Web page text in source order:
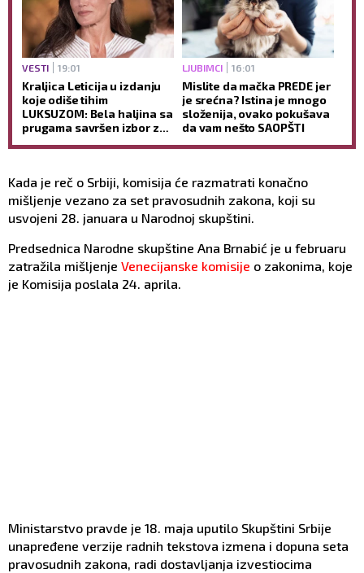
VESTI 19:01
Kraljica Leticija u izdanju
koje odiše tihim
LUKSUZOM: Bela haljina sa
prugama savršen izbor za
LJUBIMCI 16:01
Mislite da mačka PREDE jer
je srećna? Istina je mnogo
složenija, ovako pokušava
da vam nešto SAOPŠTI
Kada je reč o Srbiji, komisija će razmatrati konačno
mišljenje vezano za set pravosudnih zakona, koji su
usvojeni 28. januara u Narodnoj skupštini.
Predsednica Narodne skupštine Ana Brnabić je u februaru
zatražila mišljenje Venecijanske komisije o zakonima, koje
je Komisija poslala 24. aprila.
Ministarstvo pravde je 18. maja uputilo Skupštini Srbije
unapređene verzije radnih tekstova izmena i dopuna seta
pravosudnih zakona, radi dostavljanja izvestiocima